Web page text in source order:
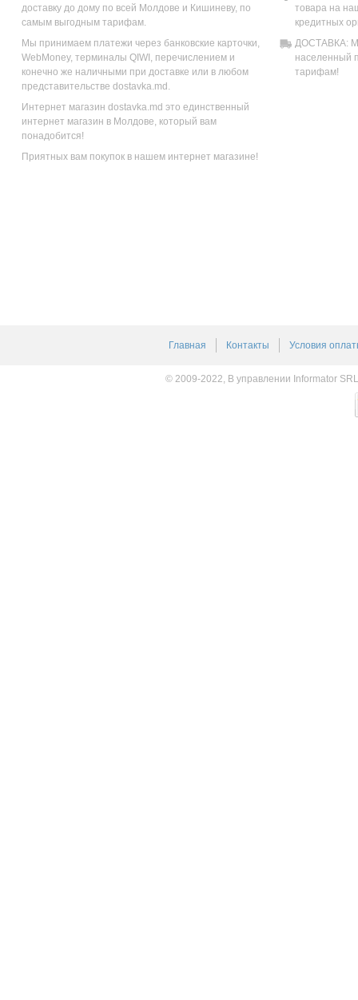
доставку до дому по всей Молдове и Кишиневу, по
самым выгодным тарифам.
Мы принимаем платежи через банковские карточки,
WebMoney, терминалы QIWI, перечислением и
конечно же наличными при доставке или в любом
представительстве dostavka.md.
Интернет магазин dostavka.md это единственный
интернет магазин в Молдове, который вам
понадобится!
Приятных вам покупок в нашем интернет магазине!
товара на
кредитных
ДОСТАВКА:
населенный
тарифам!
Главная Контакты Условия
© 2009-2022, В управлении Informator SRL